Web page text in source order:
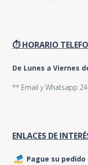
⏱ HORARIO
De Lunes a Viernes
** Email y Whatsapp
ENLACES DE
Pague su